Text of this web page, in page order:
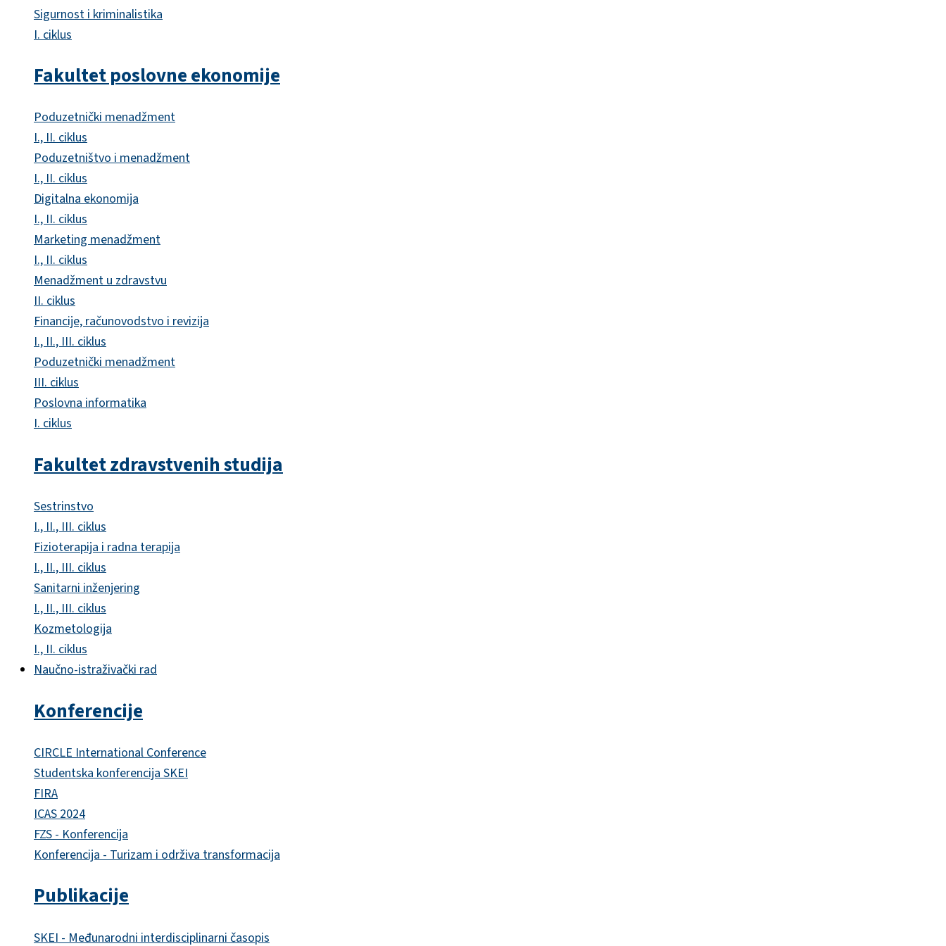
Sigurnost i kriminalistika
I. ciklus
Fakultet poslovne ekonomije
Poduzetnički menadžment
I., II. ciklus
Poduzetništvo i menadžment
I., II. ciklus
Digitalna ekonomija
I., II. ciklus
Marketing menadžment
I., II. ciklus
Menadžment u zdravstvu
II. ciklus
Financije, računovodstvo i revizija
I., II., III. ciklus
Poduzetnički menadžment
III. ciklus
Poslovna informatika
I. ciklus
Fakultet zdravstvenih studija
Sestrinstvo
I., II., III. ciklus
Fizioterapija i radna terapija
I., II., III. ciklus
Sanitarni inženjering
I., II., III. ciklus
Kozmetologija
I., II. ciklus
Naučno-istraživački rad
Konferencije
CIRCLE International Conference
Studentska konferencija SKEI
FIRA
ICAS 2024
FZS - Konferencija
Konferencija - Turizam i održiva transformacija
Publikacije
SKEI - Međunarodni interdisciplinarni časopis